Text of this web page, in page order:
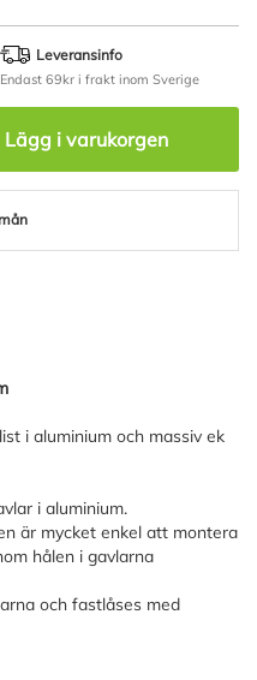
Leveransinfo
Endast 69kr i frakt inom Sverige
Lägg i varukorgen
i aluminium och massiv ek
i aluminium.
är mycket enkel att montera
hålen i gavlarna
och fastlåses med